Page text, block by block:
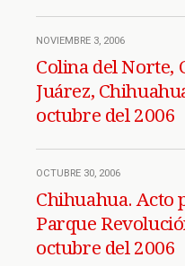
NOVIEMBRE 3, 2006
Colina del Norte,
Juárez,
octubre del 2006
OCTUBRE 30, 2006
Chihuahua. Acto
Parque
octubre del 2006